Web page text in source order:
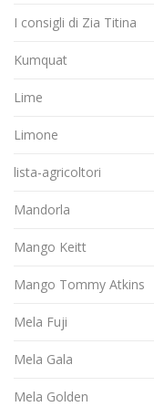
I consigli di Zia Titina
Kumquat
Lime
Limone
lista-agricoltori
Mandorla
Mango Keitt
Mango Tommy Atkins
Mela Fuji
Mela Gala
Mela Golden